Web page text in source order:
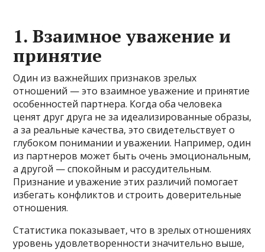
1. Взаимное уважение и
принятие
Один из важнейших признаков зрелых
отношений — это взаимное уважение и принятие
особенностей партнера. Когда оба человека
ценят друг друга не за идеализированные образы,
а за реальные качества, это свидетельствует о
глубоком понимании и уважении. Например, один
из партнеров может быть очень эмоциональным,
а другой — спокойным и рассудительным.
Признание и уважение этих различий помогает
избегать конфликтов и строить доверительные
отношения.
Статистика показывает, что в зрелых отношениях
уровень удовлетворенности значительно выше,